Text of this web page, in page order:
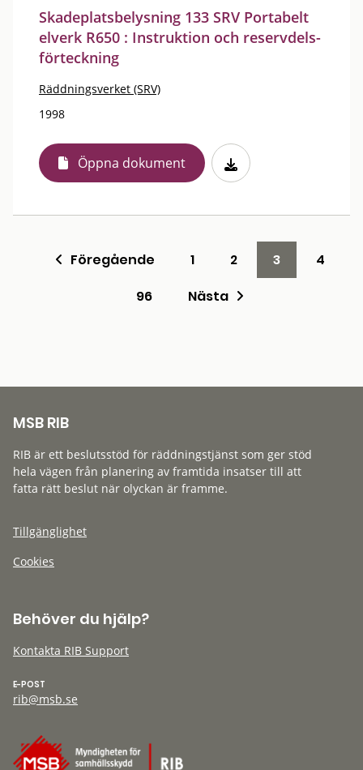
Skadeplatsbelysning 133 SRV Portabelt
elverk R650 : Instruktion och reservdels-
förteckning
Räddningsverket (SRV)
1998
Öppna dokument
Föregående 1 2 3
4
96
Nästa
MSB RIB
RIB är ett beslutsstöd för räddningstjänst som ger stöd
hela vägen från planering av framtida insatser till att
fatta rätt beslut när olyckan är framme.
Tillgänglighet
Cookies
Behöver du hjälp?
Kontakta RIB Support
E-POST
rib@msb.se